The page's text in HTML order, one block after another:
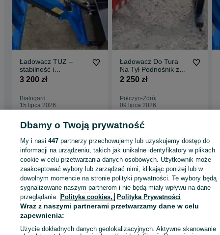
Ładowacz TUZ –
stabilność i
niezawodność
3 200 zł
Białogard
15 lipca 2026
Ładowacz Do Tura
Na Tył Podnośnik z
Hydrauliką NOWY
2 250 zł
Połczyn-Zdrój
09 lipca 2026
Strona główna Rolnictwo Części do maszyn rolniczych
Części do maszyn
rolniczych - Zachodniopomorskie
Części do maszyn rolniczych - Łobez
KATEGORIA
978274816 Wyświetlenia:
Zadzwoń / SMS Wyślij wiadomość
Dbamy o Twoją prywatność
My i nasi447 partnerzy przechowujemy lub uzyskujemy dostęp do
informacji na urządzeniu, takich jak unikalne identyfikatory w plikach
cookie w celu przetwarzania danych osobowych. Użytkownik może
zaakceptować wybory lub zarządzać nimi, klikając poniżej lub w
dowolnym momencie na stronie polityki prywatności. Te wybory będą
sygnalizowane naszym partnerom i nie będą miały wpływu na dane
przeglądania. Polityka cookies, Polityka Prywatności
Wraz z naszymi partnerami przetwarzamy dane w celu
zapewnienia:
Użycie dokładnych danych geolokalizacyjnych. Aktywne skanowanie